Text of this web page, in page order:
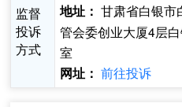
监督
投诉
方式
地址： 甘肃省白银市
管会委创业大厦4层
室
网址： 前往投诉